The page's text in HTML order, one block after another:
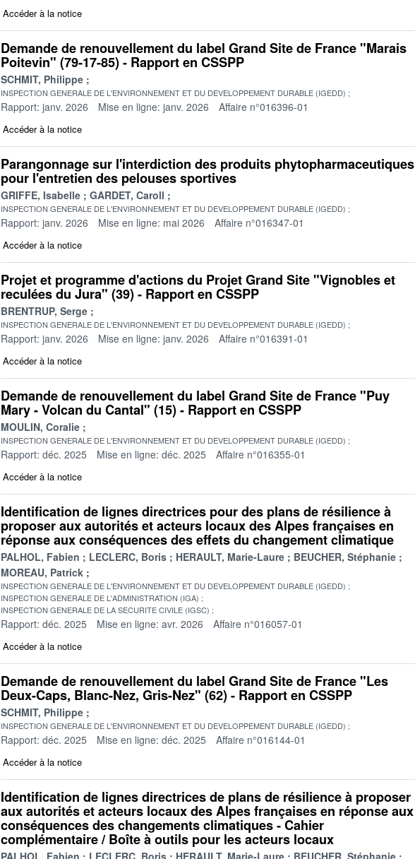
Accéder à la notice
Demande de renouvellement du label Grand Site de France "Marais
Poitevin" (79-17-85) - Rapport en CSSPP
SCHMIT, Philippe
INSPECTION GENERALE DE L'ENVIRONNEMENT ET DU DEVELOPPEMENT DURABLE (IGEDD)
Rapport: janv. 2026 Mise en ligne: janv. 2026 Affaire n°016396-01
Accéder à la notice
Parangonnage sur l'interdiction des produits phytopharmaceutiques
pour l'entretien des pelouses sportives
GRIFFE, Isabelle GARDET, Caroll
INSPECTION GENERALE DE L'ENVIRONNEMENT ET DU DEVELOPPEMENT DURABLE (IGEDD)
Rapport: janv. 2026 Mise en ligne: mai 2026 Affaire n°016347-01
Accéder à la notice
Projet et programme d'actions du Projet Grand Site "Vignobles et
reculées du Jura" (39) - Rapport en CSSPP
BRENTRUP, Serge
INSPECTION GENERALE DE L'ENVIRONNEMENT ET DU DEVELOPPEMENT DURABLE (IGEDD)
Rapport: janv. 2026 Mise en ligne: janv. 2026 Affaire n°016391-01
Accéder à la notice
Demande de renouvellement du label Grand Site de France "Puy
Mary - Volcan du Cantal" (15) - Rapport en CSSPP
MOULIN, Coralie
INSPECTION GENERALE DE L'ENVIRONNEMENT ET DU DEVELOPPEMENT DURABLE (IGEDD)
Rapport: déc. 2025 Mise en ligne: déc. 2025 Affaire n°016355-01
Accéder à la notice
Identification de lignes directrices pour des plans de résilience à
proposer aux autorités et acteurs locaux des Alpes françaises en
réponse aux conséquences des effets du changement climatique
PALHOL, Fabien LECLERC, Boris HERAULT, Marie-Laure
BEUCHER, Stéphanie
MOREAU, Patrick
INSPECTION GENERALE DE L'ENVIRONNEMENT ET DU DEVELOPPEMENT DURABLE (IGEDD)
INSPECTION GENERALE DE L'ADMINISTRATION (IGA)
INSPECTION GENERALE DE LA SECURITE CIVILE (IGSC)
Rapport: déc. 2025 Mise en ligne: avr. 2026 Affaire n°016057-01
Accéder à la notice
Demande de renouvellement du label Grand Site de France "Les
Deux-Caps, Blanc-Nez, Gris-Nez" (62) - Rapport en CSSPP
SCHMIT, Philippe
INSPECTION GENERALE DE L'ENVIRONNEMENT ET DU DEVELOPPEMENT DURABLE (IGEDD)
Rapport: déc. 2025 Mise en ligne: déc. 2025 Affaire n°016144-01
Accéder à la notice
Identification de lignes directrices de plans de résilience à proposer
aux autorités et acteurs locaux des Alpes françaises en réponse aux
conséquences des changements climatiques - Cahier
complémentaire / Boîte à outils pour les acteurs locaux
PALHOL, Fabien LECLERC, Boris HERAULT, Marie-Laure BEUCHER, Stéphanie